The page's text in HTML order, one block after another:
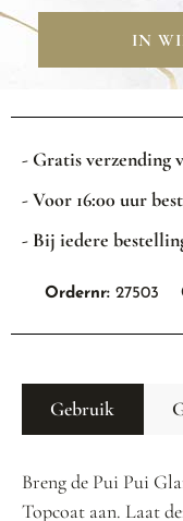
IN
- Gratis verzending
- Voor 16:00 uur
- Bij iedere
Ordernr: 27503
Gebruik
Breng de Pui Pui
Topcoat aan. Laat